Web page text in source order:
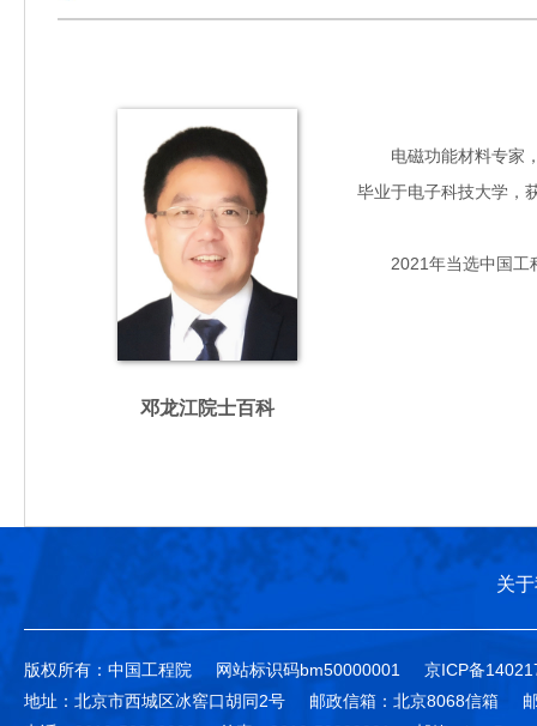
邓龙江院士百科
电磁功能材料专家，
毕业于电子科技大学，
2021年当选中国工
关
版权所有：中国工程院 网站标识码bm50000001
京ICP备
地址：北京市西城区冰窖口胡同2号
邮政信箱：北京8068信箱